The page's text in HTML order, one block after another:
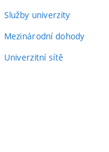
Služby univerzity
Mezinárodní dohody
Univerzitní sítě